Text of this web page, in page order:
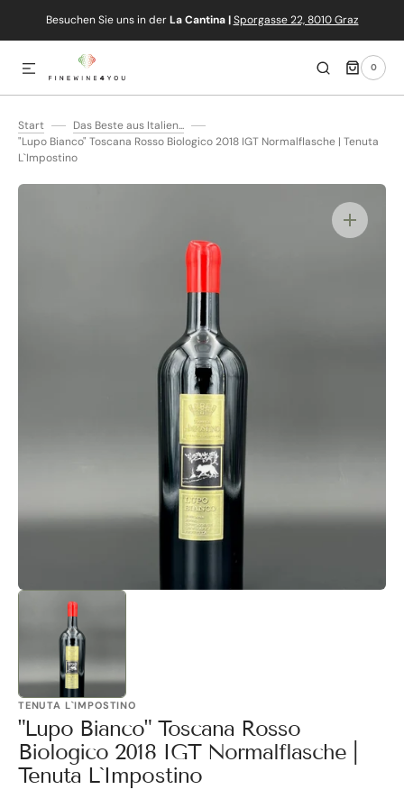
ZUM INHALT
Besuchen Sie uns in derLa Cantina | Sporgasse 22, 8010 Graz
0
0
ARTIKEL
Start
Das Beste aus Italien...
"Lupo Bianco" Toscana Rosso Biologico 2018 IGT Normalflasche | Tenuta
L`Impostino
TENUTA L`IMPOSTINO
"Lupo Bianco" Toscana Rosso
Biologico 2018 IGT Normalflasche |
Tenuta L`Impostino
Medien
1
in
Galerieansicht
öffnen